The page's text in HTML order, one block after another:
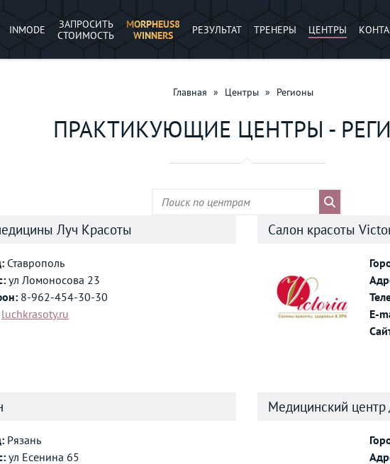
INMODE
ЗАПРОСИТЬ
СТОИМОСТЬ
MORPHEUS8
WINNERS
РЕЗУЛЬТАТ ТРЕНЕРЫ ЦЕНТРЫ
Главная » Центры » Регионы
ПРАКТИКУЮЩИЕ ЦЕНТРЫ -
Луч Красоты
Ставрополь
ул Ломоносова 23
8-962-454-30-30
luchkrasoty.ru
Салон красоты
E-
Рязань
ул Есенина 65
Медицинский центр